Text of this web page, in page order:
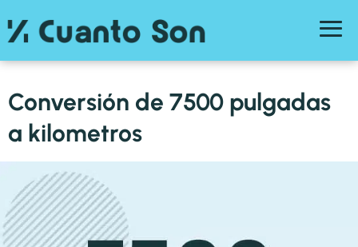
Conversión de 7500 pulgadas
a kilometros